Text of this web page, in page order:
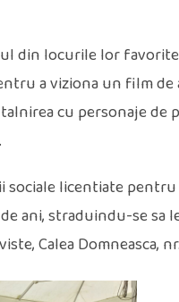
locurile lor favorite
a viziona un film de
cu personaje de
sociale licentiate
ani, straduindu-se sa
Calea Domneasca,